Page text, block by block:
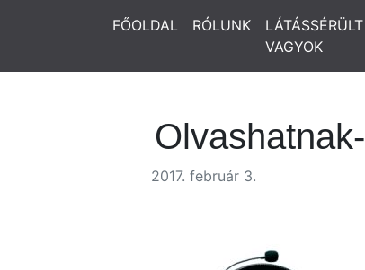
FŐOLDAL RÓLUNK
LÁTÁSSÉRÜLT
VAGYOK
2017. február 3.